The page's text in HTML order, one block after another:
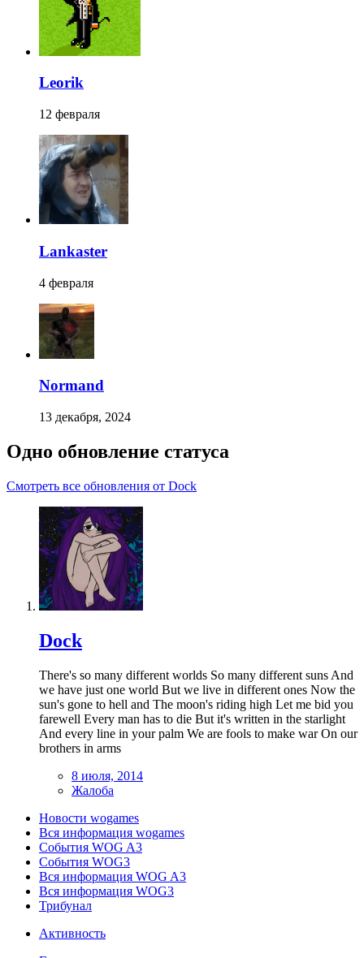
Leorik
12 февраля
Lankaster
4 февраля
Normand
13 декабря, 2024
Одно обновление статуса
Смотреть все обновления от Dock
Dock
There's so many different worlds So many different suns And
we have just one world But we live in different ones Now the
sun's gone to hell and The moon's riding high Let me bid you
farewell Every man has to die But it's written in the starlight
And every line in your palm We are fools to make war On our
brothers in arms
8 июля, 2014
Жалоба
Новости wogames
Вся информация wogames
События WOG A3
События WOG3
Вся информация WOG A3
Вся информация WOG3
Трибунал
Активность